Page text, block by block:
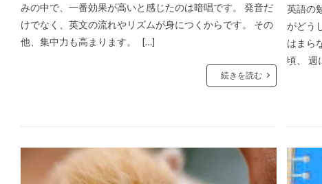
みの中で、一番効果が高いと感じたのは暗唱です。 発音だ
けでなく、英文の流れやリズムが身につくからです。 その
他、集中力も高まります。 […]
続きを読む
英語の
がどう
はまら
頃、 週